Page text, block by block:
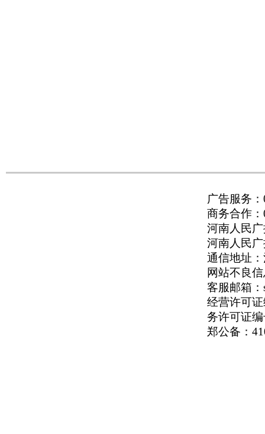
广告服务
商务合作：
河南人民
河南人民
通信地址：
网站不良
客服邮箱：
经营许可
务许可证
郑公备：